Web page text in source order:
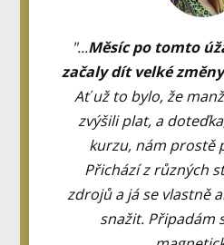
"...Měsíc po tomto
začaly dít velké
Ať už to bylo, že
zvýšili plat, a
kurzu, nám prostě
Přichází z různých
zdrojů a já se vlastně
snažit. Připadám